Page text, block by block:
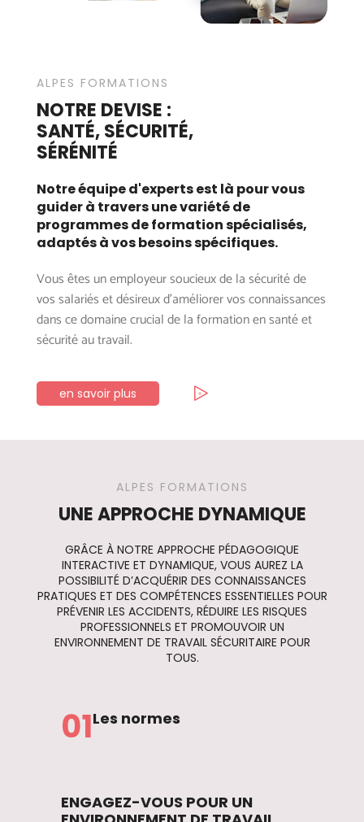
ALPES FORMATIONS
NOTRE DEVISE :
SANTÉ, SÉCURITÉ,
SÉRÉNITÉ
Notre équipe d'experts est là pour vous
guider à travers une variété de
programmes de formation spécialisés,
adaptés à vos besoins spécifiques.
Vous êtes un employeur soucieux de la sécurité de
vos salariés et désireux d’améliorer vos connaissances
dans ce domaine crucial de la formation en santé et
sécurité au travail.
en savoir plus
ALPES FORMATIONS
UNE APPROCHE DYNAMIQUE
GRÂCE À NOTRE APPROCHE PÉDAGOGIQUE
INTERACTIVE ET DYNAMIQUE, VOUS AUREZ LA
POSSIBILITÉ D’ACQUÉRIR DES CONNAISSANCES
PRATIQUES ET DES COMPÉTENCES ESSENTIELLES POUR
PRÉVENIR LES ACCIDENTS, RÉDUIRE LES RISQUES
PROFESSIONNELS ET PROMOUVOIR UN
ENVIRONNEMENT DE TRAVAIL SÉCURITAIRE POUR
TOUS.
01Les normes
ENGAGEZ-VOUS POUR UN